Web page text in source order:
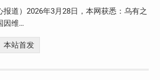
报道）2026年3月28日，本网获悉：乌有之
因维…
本站首发